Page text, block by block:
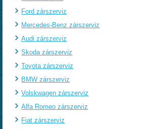
Ford zárszerviz
Mercedes-Benz zárszerviz
Audi zárszerviz
Skoda zárszerviz
Toyota zárszerviz
BMW zárszerviz
Volskwagen zárszerviz
Alfa Romeo zárszerviz
Fiat zárszerviz